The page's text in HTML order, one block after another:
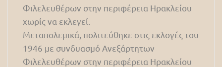
Φιλελευθέρων στην περιφέρεια Ηρακλείου
χωρίς να εκλεγεί.
Μεταπολεμικά, πολιτεύθηκε στις εκλογές του
1946 με συνδυασμό Ανεξάρτητων
Φιλελευθέρων στην περιφέρεια Ηρακλείου